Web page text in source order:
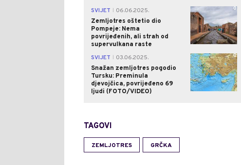
SVIJET
06.06.2025.
Zemljotres oštetio dio
Pompeje: Nema
povrijeđenih, ali strah od
supervulkana raste
0
SVIJET
03.06.2025.
Snažan zemljotres pogodio
Tursku: Preminula
djevojčica, povrijeđeno 69
ljudi (FOTO/VIDEO)
0
TAGOVI
ZEMLJOTRES GRČKA